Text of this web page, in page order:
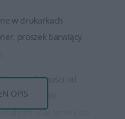
w drukarkach
proszek barwiący
w zależności od
do drukarek
oraz tonery do
OPIS